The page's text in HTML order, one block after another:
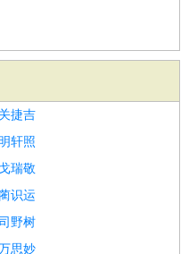
关捷吉
明轩照
瑞敬
识运
野树
思妙